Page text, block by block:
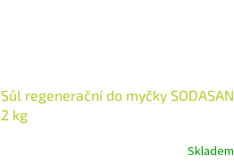
Sůl regenerační do myčky SODASAN
2 kg
Skladem